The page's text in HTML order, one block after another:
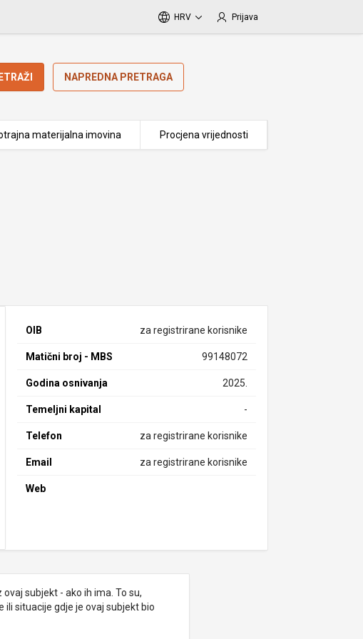
HRV Prijava
NAPREDNA PRETRAGA
materijalna imovina Procjena vrijednosti
OIB za registrirane korisnike
Matični broj - MBS 99148072
Godina osnivanja 2025.
Temeljni kapital -
Telefon za registrirane korisnike
Email za registrirane korisnike
Web
subjekt - ako ih ima. To su,
situacije gdje je ovaj subjekt bio